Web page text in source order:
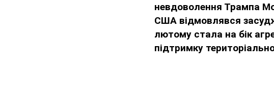
невдоволення Трампа
США відмовлявся
лютому стала на бік
підтримку